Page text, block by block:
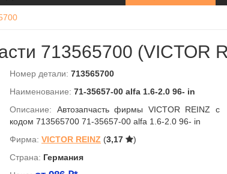
713565700 (VICTOR
Номер детали: 713565700
Наименование: 71-35657-00 alfa 1.6-2.0 96- in
Описание: Автозапчасть фирмы VICTOR REINZ с
кодом 713565700 71-35657-00 alfa 1.6-2.0 96- in
Фирма: VICTOR REINZ (3,17
)
Страна: Германия